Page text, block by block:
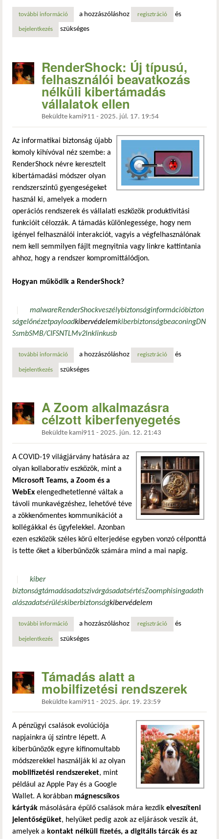
további információelavult rendszerek és éveken át nem cserélt jelszavak
a hozzászóláshoz regisztráció és
bejelentkezés szükséges
RenderShock: Új típusú,
felhasználói beavatkozás
nélküli kibertámadás
vállalatok ellen
Beküldte kami911 - 2025. júl. 17. 19:54
Az informatikai biztonság újabb
komoly kihívóval néz szembe: a
RenderShock névre keresztelt
kibertámadási módszer olyan
rendszerszintű gyengeségeket
használ ki, amelyek a modern
operációs rendszerek és vállalati eszközök produktivitási
funkcióit célozzák. A támadás különlegessége, hogy nem
igényel felhasználói interakciót, vagyis a végfelhasználónak
nem kell semmilyen fájlt megnyitnia vagy linkre kattintania
ahhoz, hogy a rendszer kompromittálódjon.
Hogyan működik a RenderShock?
malwareRenderShockveszélybiztonságinformációbizton
ságelőnézetpayloadkibervédelemkiberbiztonságbeaconingDN
SsmbSMB/CIFSNTLMv2lnklinkusb
további információrendershock: új típusú, felhasználói beavatkozás nélküli
a hozzászóláshoz regisztráció és
bejelentkezés szükséges
A Zoom alkalmazásra
célzott kiberfenyegetés
Beküldte kami911 - 2025. jún. 12. 21:43
A COVID-19 világjárvány hatására az
olyan kollaboratív eszközök, mint a
Microsoft Teams, a Zoom és a
WebEx elengedhetetlenné váltak a
távoli munkavégzéshez, lehetővé téve
a zökkenőmentes kommunikációt a
kollégákkal és ügyfelekkel. Azonban
ezen eszközök széles körű elterjedése egyben vonzó célponttá
is tette őket a kiberbűnözők számára mind a mai napig.
kiber
biztonságtámadásadatszivárgásadatsértésZoomphisingadath
alászadatsérüléskiberbiztonságkibervédelem
további információa zoom alkalmazásra célzott kiberfenyegetés tartalommal
a hozzászóláshoz regisztráció és
bejelentkezés szükséges
Támadás alatt a
mobilfizetési rendszerek
Beküldte kami911 - 2025. ápr. 19. 23:59
A pénzügyi csalások evolúciója
napjainkra új szintre lépett. A
kiberbűnözők egyre kifinomultabb
módszerekkel használják ki az olyan
mobilfizetési rendszereket, mint
például az Apple Pay és a Google
Wallet. A korábban mágnescsíkos
kártyák másolására épülő csalások mára kezdik elveszíteni
jelentőségüket, helyüket pedig azok az eljárások veszik át,
amelyek a kontakt nélküli fizetés, a digitális tárcák és az